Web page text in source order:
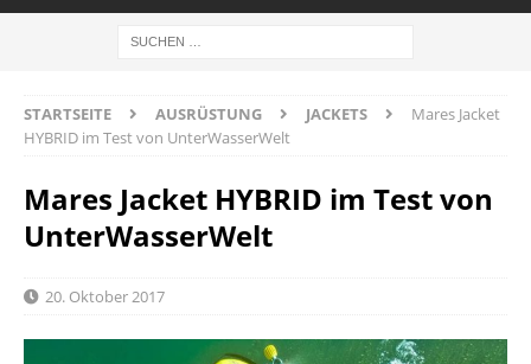
STARTSEITE AUSRÜSTUNG JACKETS
Mares Jacket
HYBRID im Test von UnterWasserWelt
Mares Jacket HYBRID im Test von
UnterWasserWelt
20. Oktober 2017